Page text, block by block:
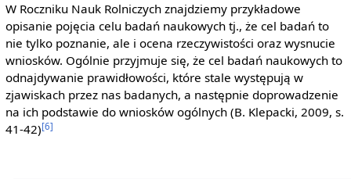
W Roczniku Nauk Rolniczych znajdziemy przykładowe
opisanie pojęcia celu badań naukowych tj., że cel badań to
nie tylko poznanie, ale i ocena rzeczywistości oraz wysnucie
wniosków. Ogólnie przyjmuje się, że cel badań naukowych to
odnajdywanie prawidłowości, które stale występują w
zjawiskach przez nas badanych, a następnie doprowadzenie
na ich podstawie do wniosków ogólnych (B. Klepacki, 2009, s.
41-42)[6]